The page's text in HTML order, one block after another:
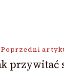
Poprzedni
przywitać